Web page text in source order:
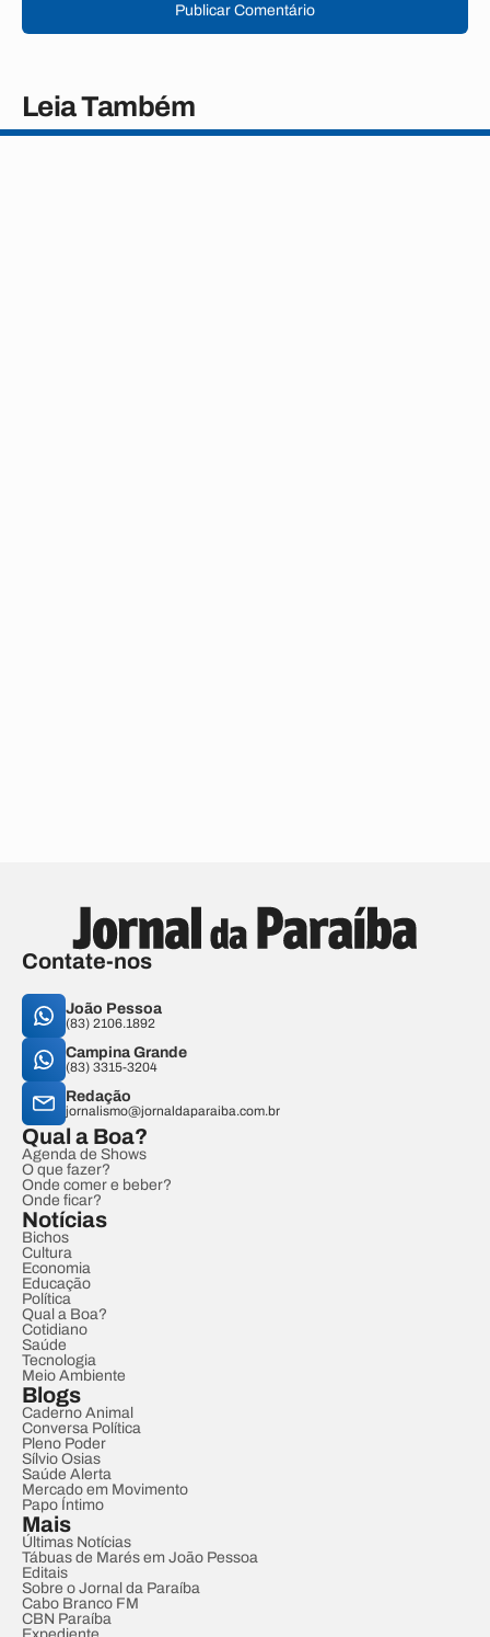
Publicar Comentário
Leia Também
Contate-nos
João Pessoa
(83) 2106.1892
Campina Grande
(83) 3315-3204
Redação
jornalismo@jornaldaparaiba.com.br
Qual a Boa?
Agenda de Shows
O que fazer?
Onde comer e beber?
Onde ficar?
Notícias
Bichos
Cultura
Economia
Educação
Política
Qual a Boa?
Cotidiano
Saúde
Tecnologia
Meio Ambiente
Blogs
Caderno Animal
Conversa Política
Pleno Poder
Sílvio Osias
Saúde Alerta
Mercado em Movimento
Papo Íntimo
Mais
Últimas Notícias
Tábuas de Marés em João Pessoa
Editais
Sobre o Jornal da Paraíba
Cabo Branco FM
CBN Paraíba